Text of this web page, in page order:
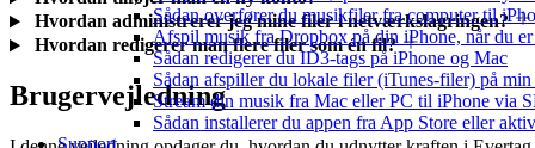
Sådan overfører du musikfiler fra computer til
Afspil musik fra Dropbox på din iPhone, når du
Sådan redigerer du ID3-tags på iPhone og Mac
Sådan afspiller du lokale filer (iTunes-filer) på min
Stream din musik fra Mac eller PC til iPhone via
Sådan installerer du appen fra App Store eller
Support
Hvordan administrerer jeg mine filer i netværkslagringen?
Hvordan redigerer man flere filer som én fil?
Brugervejledning